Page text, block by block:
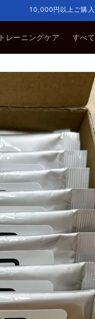
10,000円以上ご購入
トレーニングケア すべ